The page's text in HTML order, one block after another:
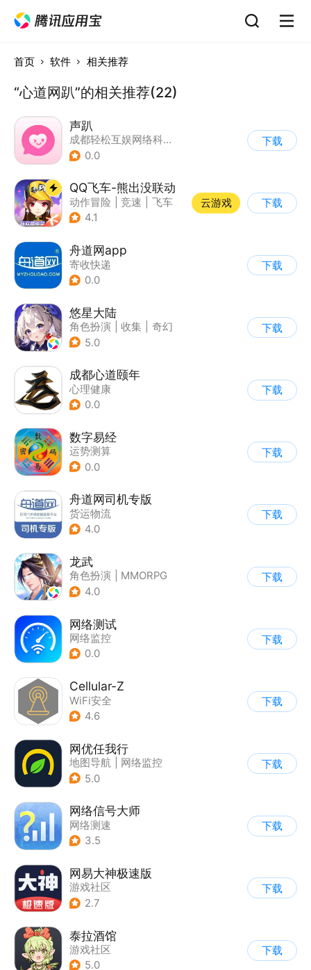
首页 软件 相关推荐
“心道网趴”的相关推荐(22)
声趴
成都轻松互娱网络科技有限公司
0.0
下载
QQ飞车-熊出没联动
动作冒险 竞速
飞车
| 漂移
4.1
云游戏 下载
舟道网app
寄收快递
0.0
下载
悠星大陆
角色扮演 收集
奇幻
| 开放世界
5.0
下载
成都心道颐年
心理健康
0.0
下载
数字易经
运势测算
0.0
下载
舟道网司机专版
货运物流
4.0
下载
龙武
角色扮演
MMORPG
| 武侠
4.0
下载
网络测试
网络监控
0.0
下载
Cellular-Z
WiFi安全
4.6
下载
网优任我行
地图导航
网络监控
5.0
下载
网络信号大师
网络测速
3.5
下载
网易大神极速版
游戏社区
2.7
下载
泰拉酒馆
游戏社区
5.0
下载